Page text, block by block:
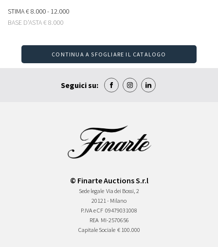
STIMA€ 8.000 - 12.000
BASE D'ASTA€ 8.000
CONTINUA A SFOGLIARE IL CATALOGO
Seguici su:
© Finarte Auctions S.r.l
Sede legale Via dei Bossi, 2
20121 - Milano
P.IVA e CF 09479031008
REA MI-2570656
Capitale Sociale € 100.000